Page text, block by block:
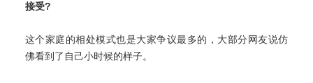
接受?
这个家庭的相处模式也是大家争议最多的，大部分网友说仿
佛看到了自己小时候的样子。